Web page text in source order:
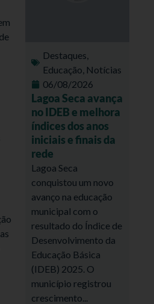
Destaques,
Educação, Notícias
06/08/2026
Lagoa Seca avança
no IDEB e melhora
índices dos anos
iniciais e finais da
rede
Lagoa Seca
conquistou um novo
avanço na educação
municipal com o
resultado do Índice de
Desenvolvimento da
Educação Básica
(IDEB) 2025. O
município registrou
crescimento...